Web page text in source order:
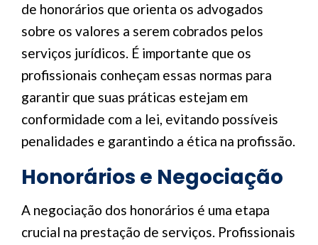
de honorários que orienta os advogados
sobre os valores a serem cobrados pelos
serviços jurídicos. É importante que os
profissionais conheçam essas normas para
garantir que suas práticas estejam em
conformidade com a lei, evitando possíveis
penalidades e garantindo a ética na profissão.
Honorários e Negociação
A negociação dos honorários é uma etapa
crucial na prestação de serviços. Profissionais